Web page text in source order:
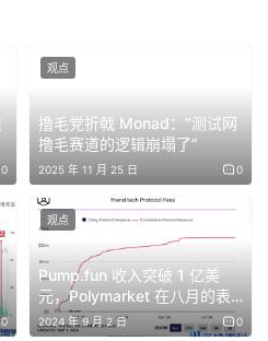
更深层的重构
定位
主办城市”的方式为
是 Gloas（对应共识层，取自
对应执行层，取自城市名）的
说明了升级的双层属性：它同
只做单点优化。
理，2025 年 12 月上线的
了 rollup 的数据可用性，而
0
撸毛党折戟 Monad：“测试网
撸毛赛道的逻辑崩塌了”
2025 年 11 月 25 日 0
观点
0
Pump.fun 收入突破 1 亿美
元，Polymarket 在八月的表
现超过了 NFTs
2024 年 9 月 2 日 0
观点